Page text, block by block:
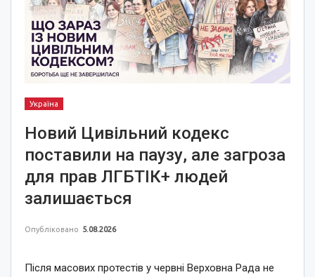
Україна
Новий Цивільний кодекс
поставили на паузу, але загроза
для прав ЛГБТІК+ людей
залишається
Опубліковано 5.08.2026
Після масових протестів у червні Верховна Рада не